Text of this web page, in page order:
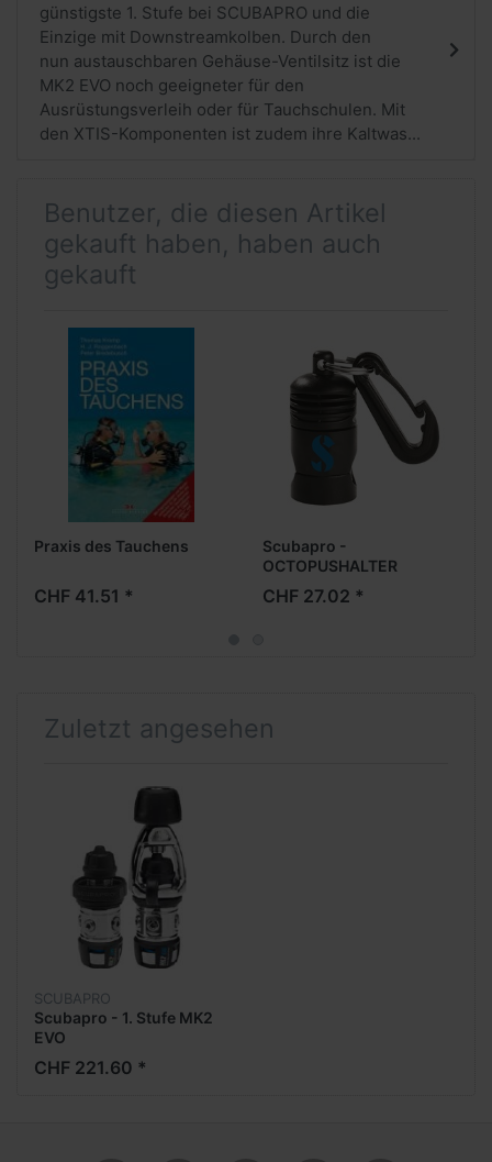
günstigste 1. Stufe bei SCUBAPRO und die
Einzige mit Downstreamkolben. Durch den
nun austauschbaren Gehäuse-Ventilsitz ist die
MK2 EVO noch geeigneter für den
Ausrüstungsverleih oder für Tauchschulen. Mit
den XTIS-Komponenten ist zudem ihre Kaltwas...
Benutzer, die diesen Artikel
gekauft haben, haben auch
gekauft
Praxis des Tauchens
CHF 41.51 *
Scubapro -
OCTOPUSHALTER
PROFESSIONAL
CHF 27.02 *
Zuletzt angesehen
SCUBAPRO
Scubapro - 1. Stufe MK2
EVO
CHF 221.60 *